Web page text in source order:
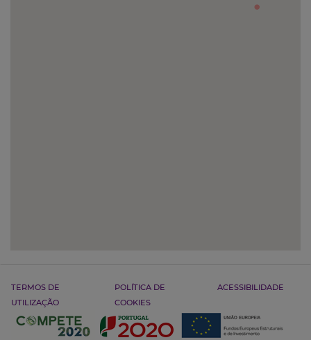
TERMOS DE
UTILIZAÇÃO
POLÍTICA DE
COOKIES
ACESSIBILIDADE